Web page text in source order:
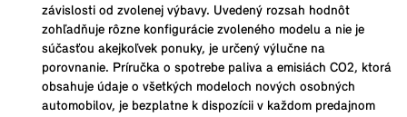
závislosti od zvolenej výbavy. Uvedený rozsah hodnôt
zohľadňuje rôzne konfigurácie zvoleného modelu a nie je
súčasťou akejkoľvek ponuky, je určený výlučne na
porovnanie. Príručka o spotrebe paliva a emisiách CO2, ktorá
obsahuje údaje o všetkých modeloch nových osobných
automobilov, je bezplatne k dispozícii v každom predajnom